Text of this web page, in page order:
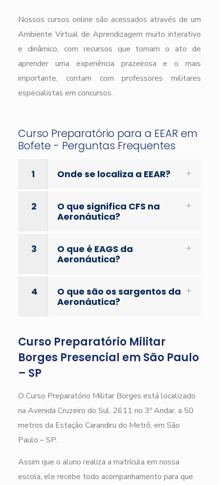
Nossos cursos online são acessados através de um
Ambiente Virtual de Aprendizagem muito interativo
e dinâmico, com recursos que tornam o ato de
aprender uma experiência prazeirosa e o mais
importante, contam com professores militares
especialistas em concursos.
Curso Preparatório para a EEAR em
Bofete - Perguntas Frequentes
1 Onde se localiza a EEAR?
2
O que significa CFS na
Aeronáutica?
3
O que é EAGS da
Aeronáutica?
4
O que são os sargentos da
Aeronáutica?
Curso Preparatório Militar
Borges Presencial em São Paulo
– SP
O Curso Preparatório Militar Borges está localizado
na Avenida Cruzeiro do Sul, 2611 no 3º Andar, a 50
metros da Estação Carandiru do Metrô, em São
Paulo – SP.
Assim que o aluno realiza a matrícula em nossa
escola, ele recebe todo acompanhamento para que